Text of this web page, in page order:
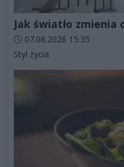
Jak światło
Data dodania artykułu:
07.08.2026 15:35
Kategorie artykułu:
Styl życia